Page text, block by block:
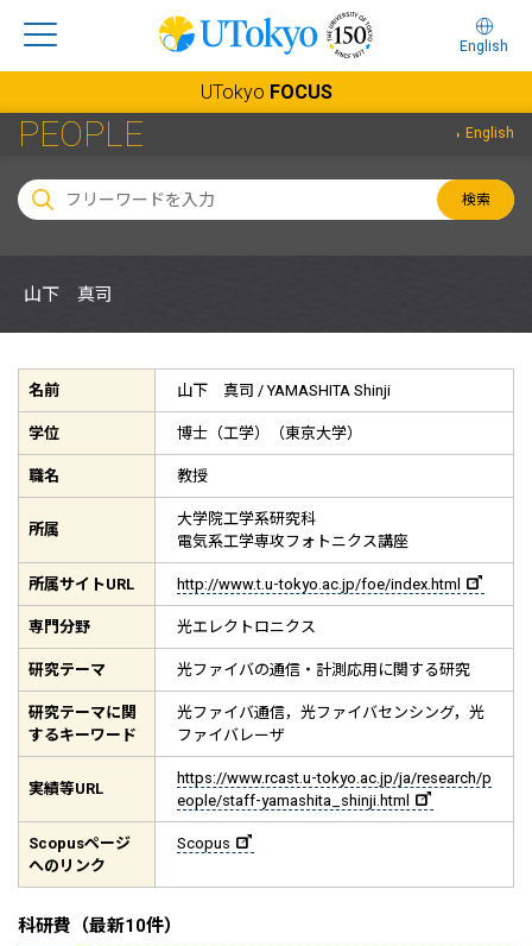
English
UTokyo FOCUS
PEOPLE English
検索
山下 真司
名前 山下 真司 /YAMASHITA Shinji
学位 博士（工学）（東京大学）
職名 教授
所属
大学院工学系研究科
電気系工学専攻フォトニクス講座
所属サイトURL http://www.t.u-tokyo.ac.jp/foe/index.html
専門分野 光エレクトロニクス
研究テーマ 光ファイバの通信・計測応用に関する研究
研究テーマに関
するキーワード
光ファイバ通信，光ファイバセンシング，光
ファイバレーザ
実績等URL
https://www.rcast.u-tokyo.ac.jp/ja/research/p
eople/staff-yamashita_shinji.html
Scopusページ
へのリンク
Scopus
科研費（最新10件）